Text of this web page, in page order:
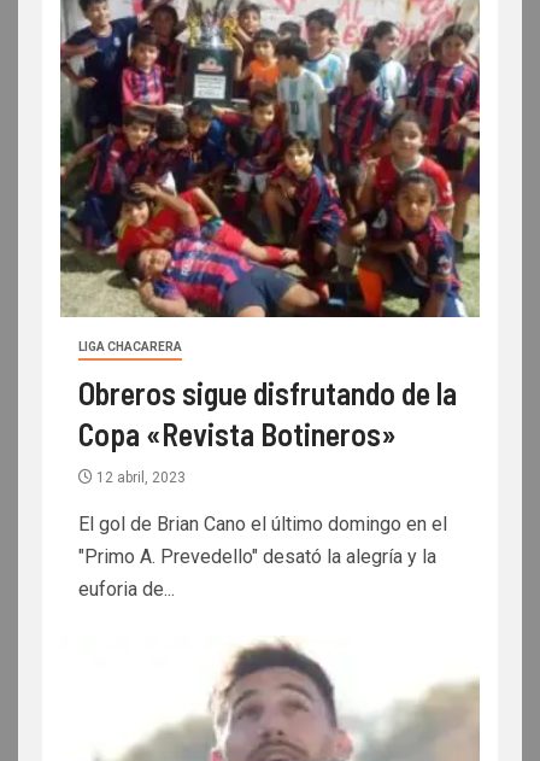
LIGA CHACARERA
Obreros sigue disfrutando de la
Copa «Revista Botineros»
12 abril, 2023
El gol de Brian Cano el último domingo en el
"Primo A. Prevedello" desató la alegría y la
euforia de...